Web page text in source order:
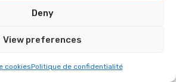
Deny
View preferences
cookiesPolitique de confidentialité
de modification